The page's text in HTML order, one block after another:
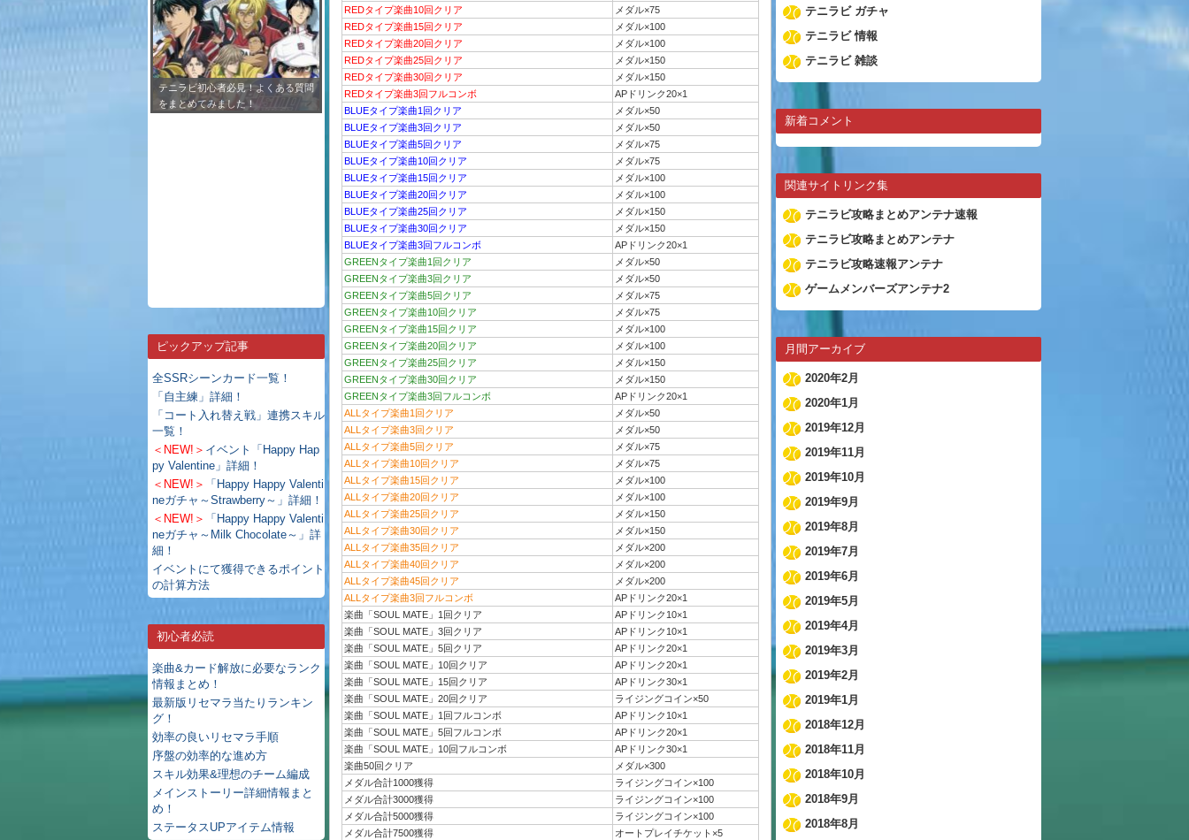
テニラビ初心者必見！よくある質問
をまとめてみました！
ピックアップ記事
全SSRシーンカード一覧！
「自主練」詳細！
「コート入れ替え戦」連携スキル
一覧！
＜NEW!＞ イベント「Happy Hap
py Valentine」詳細！
＜NEW!＞
「Happy Happy Valenti
neガチャ～Strawberry～」詳細！
＜NEW!＞
「Happy Happy Valenti
neガチャ～Milk Chocolate～」詳
細！
イベントにて獲得できるポイント
の計算方法
初心者必読
楽曲&カード解放に必要なランク
情報まとめ！
最新版リセマラ当たりランキン
グ！
効率の良いリセマラ手順
序盤の効率的な進め方
スキル効果&理想のチーム編成
メインストーリー詳細情報まと
め！
ステータスUPアイテム情報
REDタイプ楽曲10回クリア
メダル×75
REDタイプ楽曲15回クリア
メダル×100
REDタイプ楽曲20回クリア
メダル×100
REDタイプ楽曲25回クリア
メダル×150
REDタイプ楽曲30回クリア
メダル×150
REDタイプ楽曲3回フルコンボ
APドリンク20×1
BLUEタイプ楽曲1回クリア
メダル×50
BLUEタイプ楽曲3回クリア
メダル×50
BLUEタイプ楽曲5回クリア
メダル×75
BLUEタイプ楽曲10回クリア
メダル×75
BLUEタイプ楽曲15回クリア
メダル×100
BLUEタイプ楽曲20回クリア
メダル×100
BLUEタイプ楽曲25回クリア
メダル×150
BLUEタイプ楽曲30回クリア
メダル×150
BLUEタイプ楽曲3回フルコンボ
APドリンク20×1
GREENタイプ楽曲1回クリア
メダル×50
GREENタイプ楽曲3回クリア
メダル×50
GREENタイプ楽曲5回クリア
メダル×75
GREENタイプ楽曲10回クリア
メダル×75
GREENタイプ楽曲15回クリア
メダル×100
GREENタイプ楽曲20回クリア
メダル×100
GREENタイプ楽曲25回クリア
メダル×150
GREENタイプ楽曲30回クリア
メダル×150
GREENタイプ楽曲3回フルコンボ
APドリンク20×1
ALLタイプ楽曲1回クリア
メダル×50
ALLタイプ楽曲3回クリア
メダル×50
ALLタイプ楽曲5回クリア
メダル×75
ALLタイプ楽曲10回クリア
メダル×75
ALLタイプ楽曲15回クリア
メダル×100
ALLタイプ楽曲20回クリア
メダル×100
ALLタイプ楽曲25回クリア
メダル×150
ALLタイプ楽曲30回クリア
メダル×150
ALLタイプ楽曲35回クリア
メダル×200
ALLタイプ楽曲40回クリア
メダル×200
ALLタイプ楽曲45回クリア
メダル×200
ALLタイプ楽曲3回フルコンボ
APドリンク20×1
楽曲「SOUL MATE」1回クリア
APドリンク10×1
楽曲「SOUL MATE」3回クリア
APドリンク10×1
楽曲「SOUL MATE」5回クリア
APドリンク20×1
楽曲「SOUL MATE」10回クリア
APドリンク20×1
楽曲「SOUL MATE」15回クリア
APドリンク30×1
楽曲「SOUL MATE」20回クリア
ライジングコイン×50
楽曲「SOUL MATE」1回フルコンボ
APドリンク10×1
楽曲「SOUL MATE」5回フルコンボ
APドリンク20×1
楽曲「SOUL MATE」10回フルコンボ
APドリンク30×1
楽曲50回クリア
メダル×300
メダル合計1000獲得
ライジングコイン×100
メダル合計3000獲得
ライジングコイン×100
メダル合計5000獲得
ライジングコイン×100
メダル合計7500獲得
オートプレイチケット×5
テニラビ ガチャ
テニラビ 情報
テニラビ 雑談
新着コメント
関連サイトリンク集
テニラビ攻略まとめアンテナ速報
テニラビ攻略まとめアンテナ
テニラビ攻略速報アンテナ
ゲームメンバーズアンテナ2
月間アーカイブ
2020年2月
2020年1月
2019年12月
2019年11月
2019年10月
2019年9月
2019年8月
2019年7月
2019年6月
2019年5月
2019年4月
2019年3月
2019年2月
2019年1月
2018年12月
2018年11月
2018年10月
2018年9月
2018年8月